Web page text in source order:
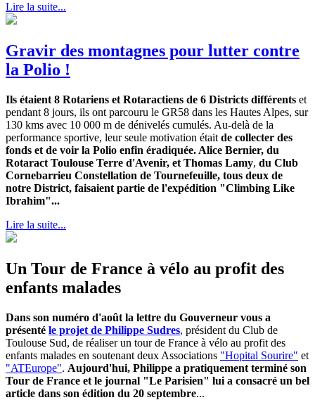
Lire la suite...
Gravir des montagnes pour lutter contre
la Polio !
Ils étaient 8 Rotariens et Rotaractiens de 6 Districts différents et
pendant 8 jours, ils ont parcouru le GR58 dans les Hautes Alpes, sur
130 kms avec 10 000 m de dénivelés cumulés. Au-delà de la
performance sportive, leur seule motivation était de collecter des
fonds et de voir la Polio enfin éradiquée. Alice Bernier, du
Rotaract Toulouse Terre d'Avenir, et Thomas Lamy, du Club
Cornebarrieu Constellation de Tournefeuille, tous deux de
notre District, faisaient partie de l'expédition "Climbing Like
Ibrahim"...
Lire la suite...
Un Tour de France à vélo au profit des
enfants malades
Dans son numéro d'août la lettre du Gouverneur vous a
présenté le projet de Philippe Sudres, président du Club de
Toulouse Sud, de réaliser un tour de France à vélo au profit des
enfants malades en soutenant deux Associations "Hopital Sourire" et
"ATEurope". Aujourd'hui, Philippe a pratiquement terminé son
Tour de France et le journal "Le Parisien" lui a consacré un bel
article dans son édition du 20 septembre...